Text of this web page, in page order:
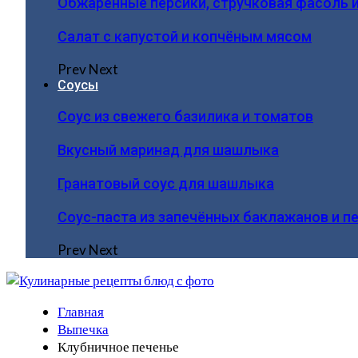
Салат с капустой и копчёным мясом
PrevNext
Соусы
Соус из свежего базилика и томатов
Вкусный маринад для шашлыка
Гранатовый соус для шашлыка
Соус-паста из запечённых баклажанов и
PrevNext
Главная
Выпечка
Клубничное печенье